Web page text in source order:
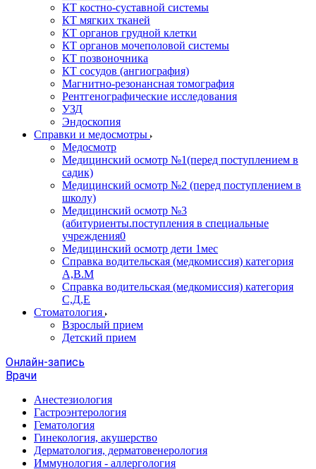
КТ костно-суставной системы
КТ мягких тканей
КТ органов грудной клетки
КТ органов мочеполовой системы
КТ позвоночника
КТ сосудов (ангиография)
Магнитно-резонансная томография
Рентгенографические исследования
УЗД
Эндоскопия
Справки и медосмотры
Медосмотр
Медицинский осмотр №1(перед поступлением в
садик)
Медицинский осмотр №2 (перед поступлением в
школу)
Медицинский осмотр №3
(абитуриенты.поступления в специальные
учреждения0
Медицинский осмотр дети 1мес
Справка водительская (медкомиссия) категория
А,В.М
Справка водительская (медкомиссия) категория
С,Д,Е
Стоматология
Взрослый прием
Детский прием
Онлайн-запись
Врачи
Анестезиология
Гастроэнтерология
Гематология
Гинекология, акушерство
Дерматология, дерматовенерология
Иммунология - аллергология